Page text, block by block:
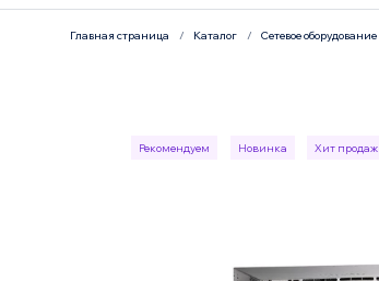
Главная страница Каталог Сетевое оборудование
Рекомендуем Новинка Хит продаж